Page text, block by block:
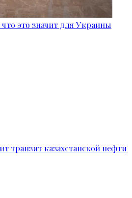
это значит для Украины
транзит казахстанской нефти